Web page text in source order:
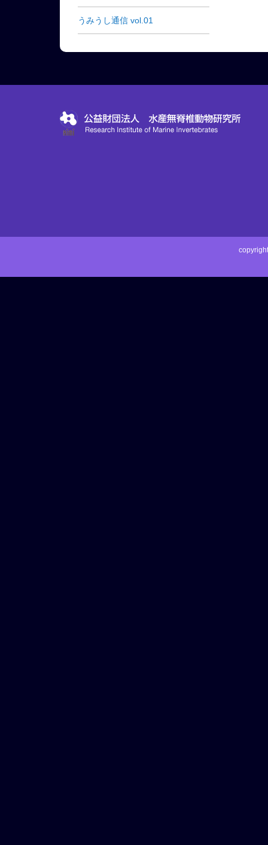
うみうし通信 vol.01